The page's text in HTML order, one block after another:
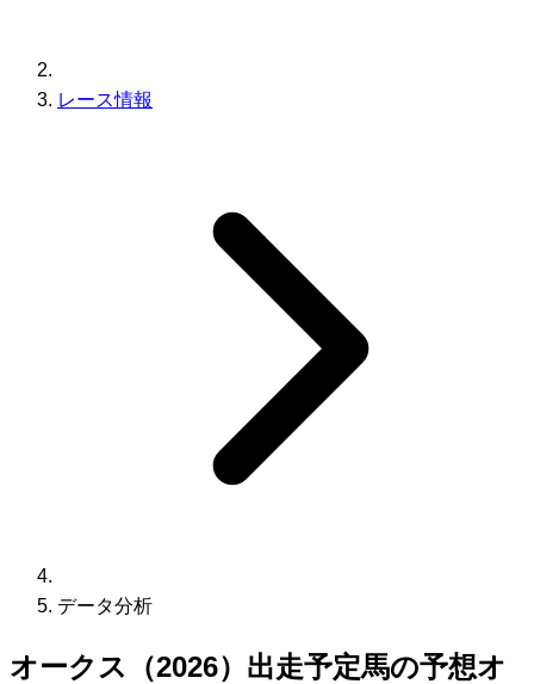
レース情報
データ分析
オークス（2026）出走予定馬の予想オ